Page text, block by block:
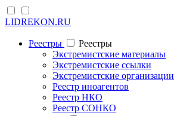
LIDREKON.RU
Реестры
Реестры
Экстремистские материалы
Экстремистские ссылки
Экстремистские организации
Реестр иноагентов
Реестр НКО
Реестр СОНКО